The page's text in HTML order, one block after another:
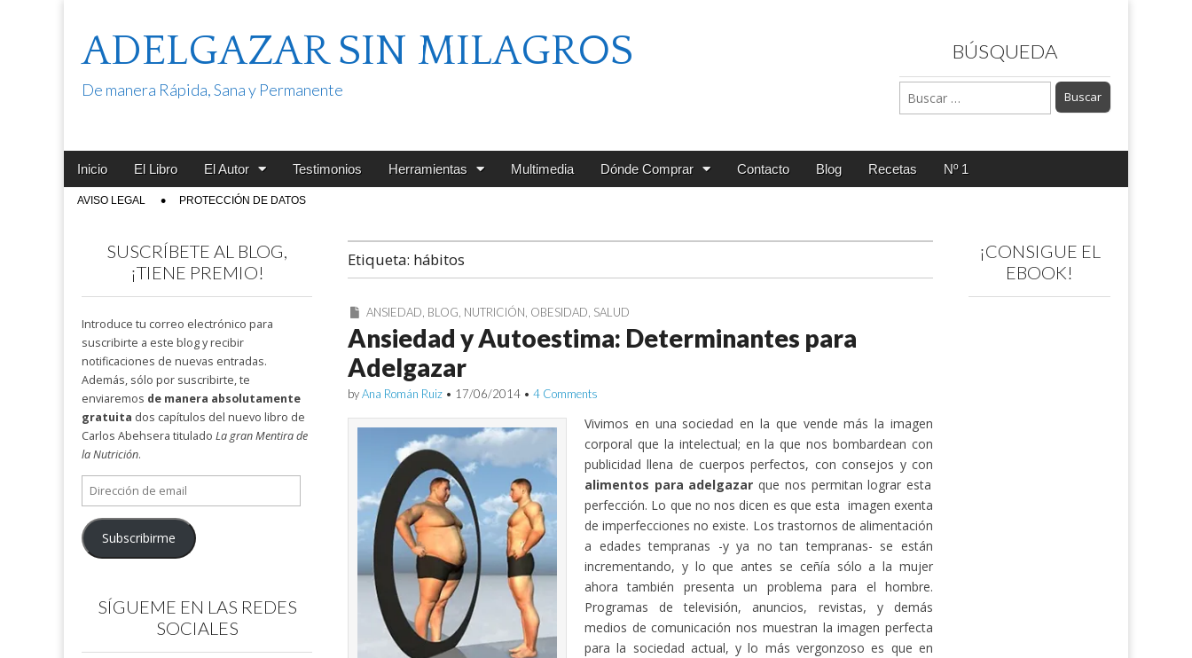
ADELGAZAR SIN MILAGROS
De manera Rápida, Sana y Permanente
BÚSQUEDA
Buscar:
Main
Skip
content
Inicio El Libro El Autor Testimonios Herramientas Multimedia Dónde Comprar Contacto Blog Recetas Nº 1
SubAVISO LEGAL PROTECCIÓN DE DATOS
Etiqueta: hábitos
ANSIEDAD, BLOG, NUTRICIÓN, OBESIDAD, SALUD
Ansiedad y Autoestima: Determinantes para
Adelgazar
byAna Román Ruiz • 17/06/2014 • 4 Comments
Vivimos en una sociedad en la que vende más la imagen
corporal que la intelectual; en la que nos bombardean con
publicidad llena de cuerpos perfectos, con consejos y con
alimentos para adelgazar que nos permitan lograr esta
perfección. Lo que no nos dicen es que esta imagen exenta
de imperfecciones no existe. Los trastornos de alimentación
a edades tempranas -y ya no tan tempranas- se están
incrementando, y lo que antes se ceñía sólo a la mujer
ahora también presenta un problema para el hombre.
Programas de televisión, anuncios, revistas, y demás
medios de comunicación nos muestran la imagen perfecta
para la sociedad actual, y lo más vergonzoso es que en
SUSCRÍBETE AL BLOG,
¡TIENE PREMIO!
Introduce tu correo electrónico para
suscribirte a este blog y recibir
notificaciones de nuevas entradas.
Además, sólo por suscribirte, te
enviaremos de manera absolutamente
gratuita dos capítulos del nuevo libro de
Carlos Abehsera titulado La gran Mentira de
la Nutrición.
Dirección
de
email
Subscribirme
SÍGUEME EN LAS REDES
SOCIALES
¡CONSIGUE EL
EBOOK!